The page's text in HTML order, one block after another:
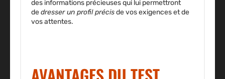
des informations précieuses qui lui permettront
dedresser un profil précisde vos exigences et de
vos attentes.